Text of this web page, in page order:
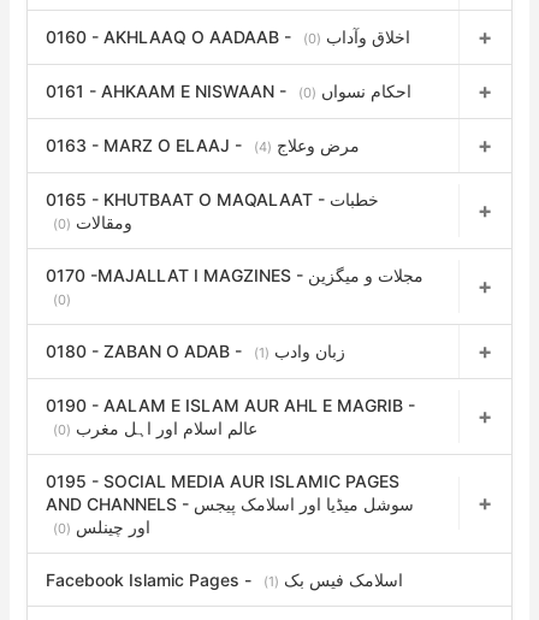
0160 - AKHLAAQ O AADAAB - اخلاق وآداب (0)
0161 - AHKAAM E NISWAAN - احکام نسواں (0)
0163 - MARZ O ELAAJ - مرض وعلاج (4)
0165 - KHUTBAAT O MAQALAAT - خطبات
ومقالات (0)
0170 -MAJALLAT I MAGZINES - مجلات و میگزین
(0)
0180 - ZABAN O ADAB - زبان وادب (1)
0190 - AALAM E ISLAM AUR AHL E MAGRIB -
عالم اسلام اور اہل مغرب (0)
0195 - SOCIAL MEDIA AUR ISLAMIC PAGES
AND CHANNELS - سوشل میڈیا اور اسلامک پیجس
اور چینلس (0)
Facebook Islamic Pages - اسلامک فیس بک (1)